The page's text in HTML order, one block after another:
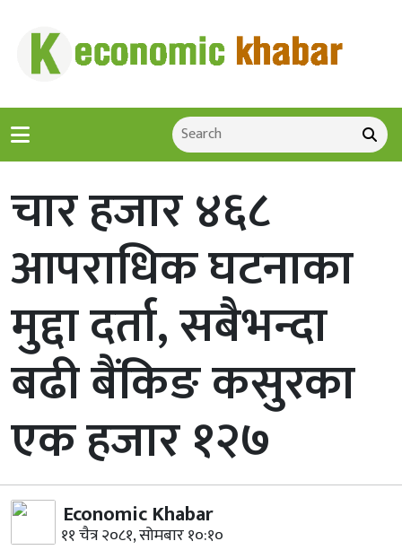
चार हजार ४६८
आपराधिक घटनाका
मुद्दा दर्ता, सबैभन्दा
बढी बैंकिङ कसुरका
एक हजार १२७
Economic Khabar
११ चैत्र २०८१, सोमबार १०:१०